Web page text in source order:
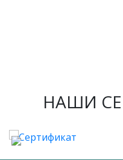
НАШИ